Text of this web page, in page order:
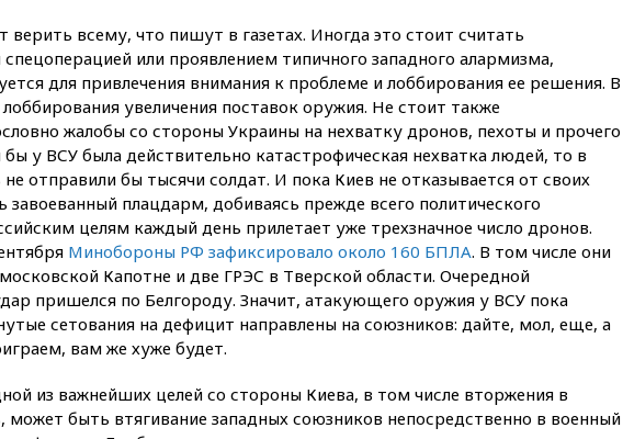
защиту дорог от БПЛА из
средств на ремонт
вчера, 20:00
Зеленский 8
августа посетит Сербию с
официальным визитом
В Госдуму будет
внесен законопроект об
отмене ЕГЭ
вчера, 19:50
Аэропорты Сочи и
Ярославля приостановили
работу
вчера, 19:35
WP: Трамп
призвал доноров-
Число ломбардов
в РФ превысило максимум
верить всему, что пишут в газетах. Иногда это стоит считать
или проявлением типичного западного алармизма,
для привлечения внимания к проблеме и лоббирования ее решения. В
увеличения поставок оружия. Не стоит также
жалобы со стороны Украины на нехватку дронов, пехоты и прочего
у ВСУ была действительно катастрофическая нехватка людей, то в
отправили бы тысячи солдат. И пока Киев не отказывается от своих
завоеванный плацдарм, добиваясь прежде всего политического
целям каждый день прилетает уже трехзначное число дронов.
Минобороны РФ зафиксировало около 160 БПЛА. В том числе они
Капотне и две ГРЭС в Тверской области. Очередной
пришелся по Белгороду. Значит, атакующего оружия у ВСУ пока
сетования на дефицит направлены на союзников: дайте, мол, еще, а
вам же хуже будет.
из важнейших целей со стороны Киева, в том числе вторжения в
может быть втягивание западных союзников непосредственно в военный